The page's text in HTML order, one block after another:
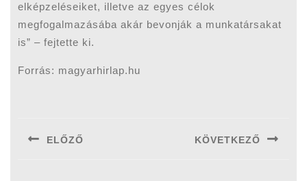
elképzeléseiket, illetve az egyes célok
megfogalmazásába akár bevonják a munkatársakat
is” – fejtette ki.
Forrás: magyarhirlap.hu
ELŐZŐ KÖVETKEZŐ